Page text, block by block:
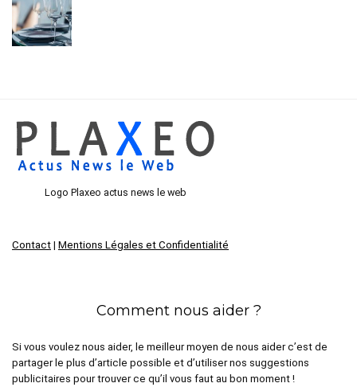
Logo Plaxeo actus news le web
Contact | Mentions Légales et Confidentialité
Comment nous aider ?
Si vous voulez nous aider, le meilleur moyen de nous aider c’est de
partager le plus d’article possible et d’utiliser nos suggestions
publicitaires pour trouver ce qu’il vous faut au bon moment !